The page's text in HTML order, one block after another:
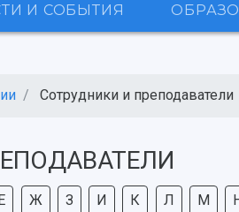
И СОБЫТИЯ
Сотрудники и преподаватели
Ж З И К Л М